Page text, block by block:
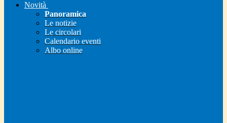
Novità
Panoramica
Le notizie
Le circolari
Calendario eventi
Albo online